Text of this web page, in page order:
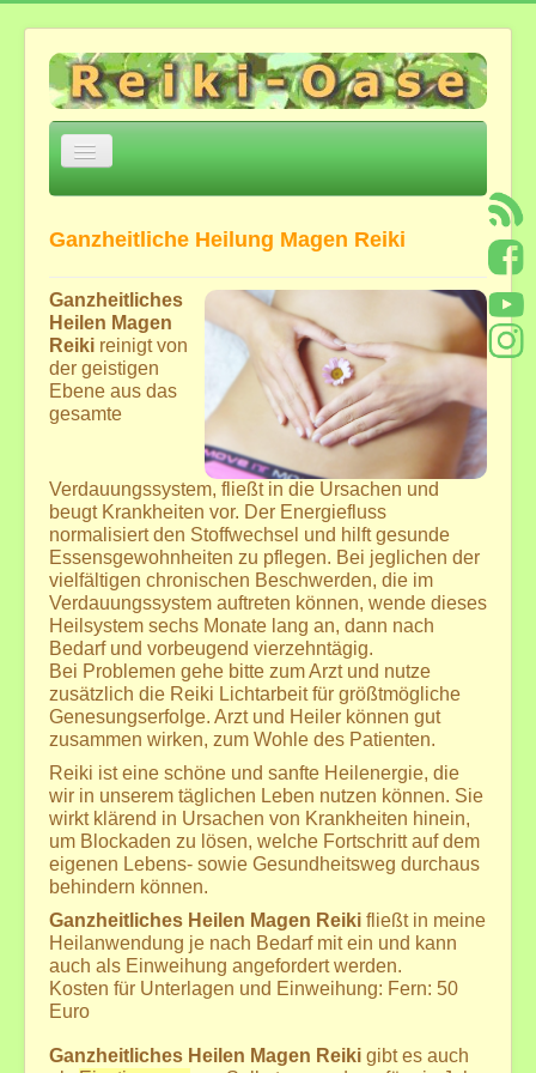
Navigation
Über mich
Einige Eckpunkte
Jesu Trilogie Auszüge
Meditation zur Öffnung von Herz und Geistes-
Verstand
*Heilsame Stunde mit Bettina*
Angebote und Kosten
Angebote in der Reiki-Oase ...
Termine und Veranstaltungen außerhalb
Mediale Beratung
Übernachtung bei längerer Anfahrt
Reiki-Anwendung+Seminare
Reiki
Fern-Reiki
Reiki-Seminare 1.-7. Grad
Reiki-Seminar-Preisliste
GeistigesHeilen+FernWeihen
Geistiges Heilen
GGAB - Ganzheitliche Geistige Aufrichtung und
Begradigung
ATLAS-Wirbel Korrektur
weitere heilsame Systeme ...
Fern-Seminare und Fern-Weihen ...
Ganzheitliche Heilung Magen Reiki
Ganzheitliches
Heilen Magen
Reiki reinigt von
der geistigen
Ebene aus das
gesamte
Verdauungssystem, fließt in die Ursachen und
beugt Krankheiten vor. Der Energiefluss
normalisiert den Stoffwechsel und hilft gesunde
Essensgewohnheiten zu pflegen. Bei jeglichen der
vielfältigen chronischen Beschwerden, die im
Verdauungssystem auftreten können, wende dieses
Heilsystem sechs Monate lang an, dann nach
Bedarf und vorbeugend vierzehntägig.
Bei Problemen gehe bitte zum Arzt und nutze
zusätzlich die Reiki Lichtarbeit für größtmögliche
Genesungserfolge. Arzt und Heiler können gut
zusammen wirken, zum Wohle des Patienten.
Reiki ist eine schöne und sanfte Heilenergie, die
wir in unserem täglichen Leben nutzen können. Sie
wirkt klärend in Ursachen von Krankheiten hinein,
um Blockaden zu lösen, welche Fortschritt auf dem
eigenen Lebens- sowie Gesundheitsweg durchaus
behindern können.
Ganzheitliches Heilen Magen Reiki fließt in meine
Heilanwendung je nach Bedarf mit ein und kann
auch als Einweihung angefordert werden.
Kosten für Unterlagen und Einweihung: Fern: 50
Euro
Ganzheitliches Heilen Magen Reiki gibt es auch